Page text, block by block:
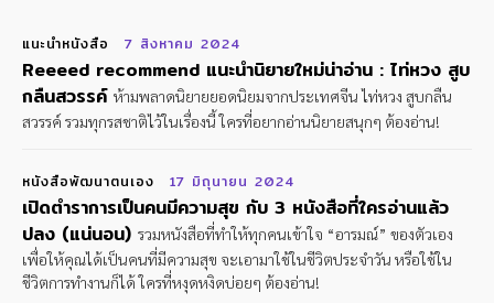
แนะนำหนังสือ 7 สิงหาคม 2024
Reeeed recommend แนะนำนิยายใหม่น่าอ่าน : ไท่หวง สูบ
กลืนสวรรค์ ห้ามพลาดนิยายยอดนิยมจากประเทศจีน ไท่หวง สูบกลืน
สวรรค์ รวมทุกรสชาติไว้ในเรื่องนี้ ใครที่อยากอ่านนิยายสนุกๆ ต้องอ่าน!
หนังสือพัฒนาตนเอง 17 มิถุนายน 2024
เปิดตำราการเป็นคนมีความสุข กับ 3 หนังสือที่ใครอ่านแล้ว
ปลง (แน่นอน) รวมหนังสือที่ทำให้ทุกคนเข้าใจ “อารมณ์” ของตัวเอง
เพื่อให้คุณได้เป็นคนที่มีความสุข จะเอามาใช้ในชีวิตประจำวัน หรือใช้ใน
ชีวิตการทำงานก็ได้ ใครที่หงุดหงิดบ่อยๆ ต้องอ่าน!